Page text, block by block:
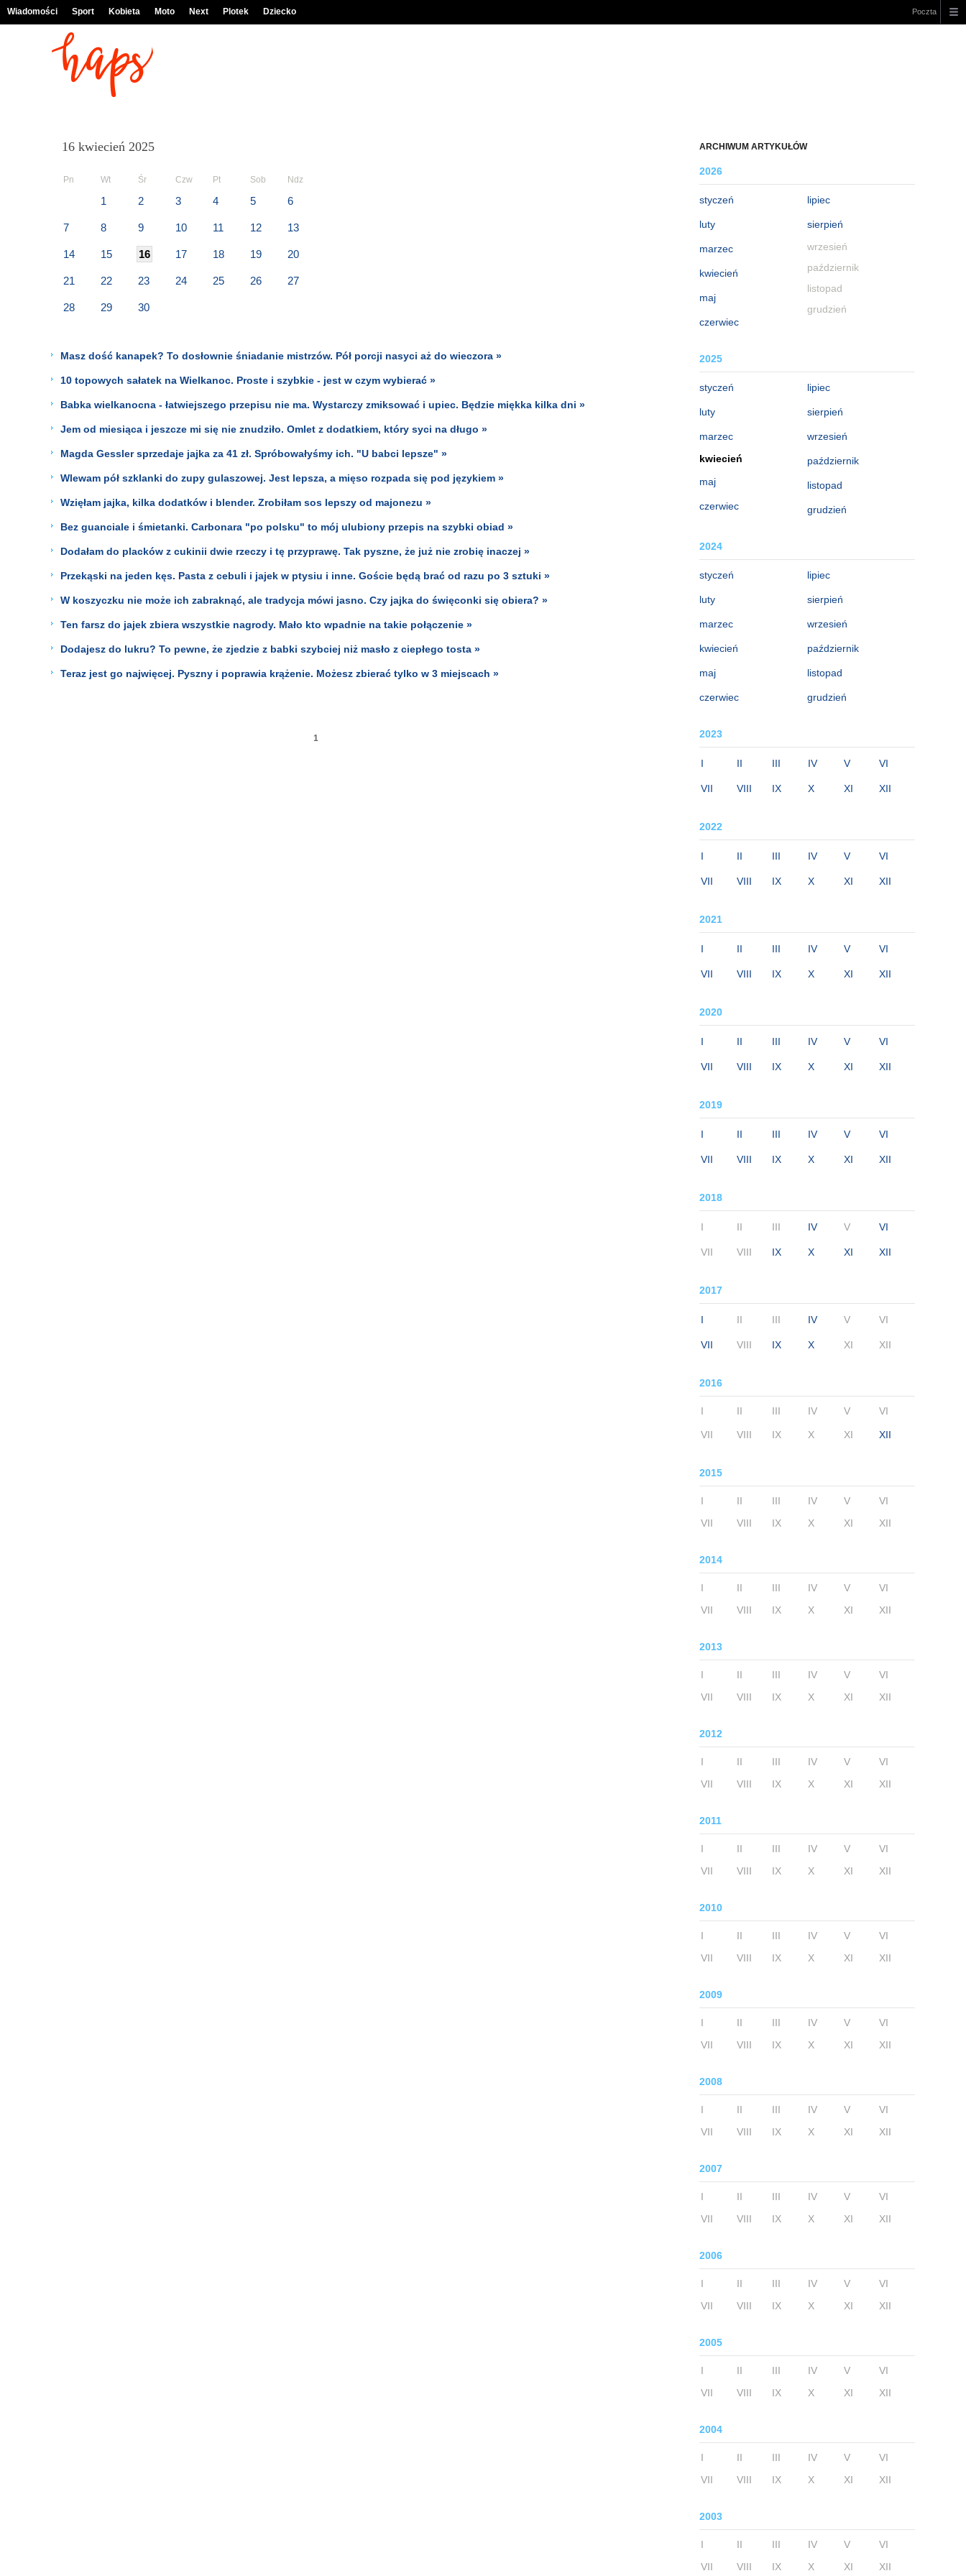
Wiadomości Sport Kobieta Moto Next Plotek Dziecko Poczta
ARCHIWUM ARTYKUŁÓW
2026
styczeń
luty
marzec
kwiecień
maj
czerwiec
lipiec
sierpień
wrzesień
październik
listopad
grudzień
2025
styczeń
luty
marzec
kwiecień
maj
czerwiec
lipiec
sierpień
wrzesień
październik
listopad
grudzień
2024
styczeń
luty
marzec
kwiecień
maj
czerwiec
lipiec
sierpień
wrzesień
październik
listopad
grudzień
2023
I II III IV V VI
VII VIII IX X XI XII
2022
I II III IV V VI
VII VIII IX X XI XII
2021
I II III IV V VI
VII VIII IX X XI XII
2020
I II III IV V VI
VII VIII IX X XI XII
2019
I II III IV V VI
VII VIII IX X XI XII
2018
I II III IV V VI
VII VIII IX X XI XII
2017
I II III IV V VI
VII VIII IX X XI XII
2016
I II III IV V VI
VII VIII IX X XI XII
2015
I II III IV V
VI
VII
VIII IX X XI XII
2014
I II III IV V
VI
VII
VIII IX X XI XII
2013
I II III IV V
VI
VII
VIII IX X XI XII
2012
I II III IV V
VI
VII
VIII IX X XI XII
2011
I II III IV V
VI
VII
VIII IX X XI XII
2010
I II III IV V
VI
VII
VIII IX X XI XII
2009
I II III IV V
VI
VII
VIII IX X XI XII
2008
I II III IV V
VI
VII
VIII IX X XI XII
2007
I II III IV V
VI
VII
VIII IX X XI XII
2006
I II III IV V
VI
VII
VIII IX X XI XII
2005
I II III IV V
VI
VII
VIII IX X XI XII
2004
I II III IV V
VI
VII
VIII IX X XI XII
2003
I II III IV V
VI
VII
VIII IX X XI XII
16 kwiecień 2025
Pn Wt Śr Czw Pt Sob Ndz
1 2 3 4 5 6
7 8 9 10 11 12 13
14 15 16 17 18 19 20
21 22 23 24 25 26 27
28 29 30
Masz dość kanapek? To dosłownie śniadanie mistrzów. Pół porcji nasyci aż do wieczora »
10 topowych sałatek na Wielkanoc. Proste i szybkie - jest w czym wybierać »
Babka wielkanocna - łatwiejszego przepisu nie ma. Wystarczy zmiksować i upiec. Będzie miękka kilka dni »
Jem od miesiąca i jeszcze mi się nie znudziło. Omlet z dodatkiem, który syci na długo »
Magda Gessler sprzedaje jajka za 41 zł. Spróbowałyśmy ich. "U babci lepsze" »
Wlewam pół szklanki do zupy gulaszowej. Jest lepsza, a mięso rozpada się pod językiem »
Wzięłam jajka, kilka dodatków i blender. Zrobiłam sos lepszy od majonezu »
Bez guanciale i śmietanki. Carbonara "po polsku" to mój ulubiony przepis na szybki obiad »
Dodałam do placków z cukinii dwie rzeczy i tę przyprawę. Tak pyszne, że już nie zrobię inaczej »
Przekąski na jeden kęs. Pasta z cebuli i jajek w ptysiu i inne. Goście będą brać od razu po 3 sztuki »
W koszyczku nie może ich zabraknąć, ale tradycja mówi jasno. Czy jajka do święconki się obiera? »
Ten farsz do jajek zbiera wszystkie nagrody. Mało kto wpadnie na takie połączenie »
Dodajesz do lukru? To pewne, że zjedzie z babki szybciej niż masło z ciepłego tosta »
Teraz jest go najwięcej. Pyszny i poprawia krążenie. Możesz zbierać tylko w 3 miejscach »
1